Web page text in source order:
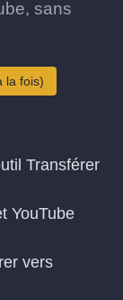
sans
la fois)
Transférer
YouTube
vers